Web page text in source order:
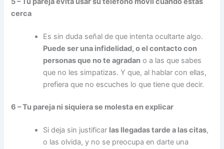
cerca
Es sin duda señal de que intenta ocultarte algo.
Puede ser una infidelidad, o el contacto con
personas que no te agradan o a las que sabes
que no les simpatizas. Y que, al hablar con ellas,
prefiera que no escuches lo que tiene que decir.
6 – Tu pareja ni siquiera se molesta en explicar
Si deja sin justificar las llegadas tarde a las citas,
o las olvida, y no se preocupa en darte una